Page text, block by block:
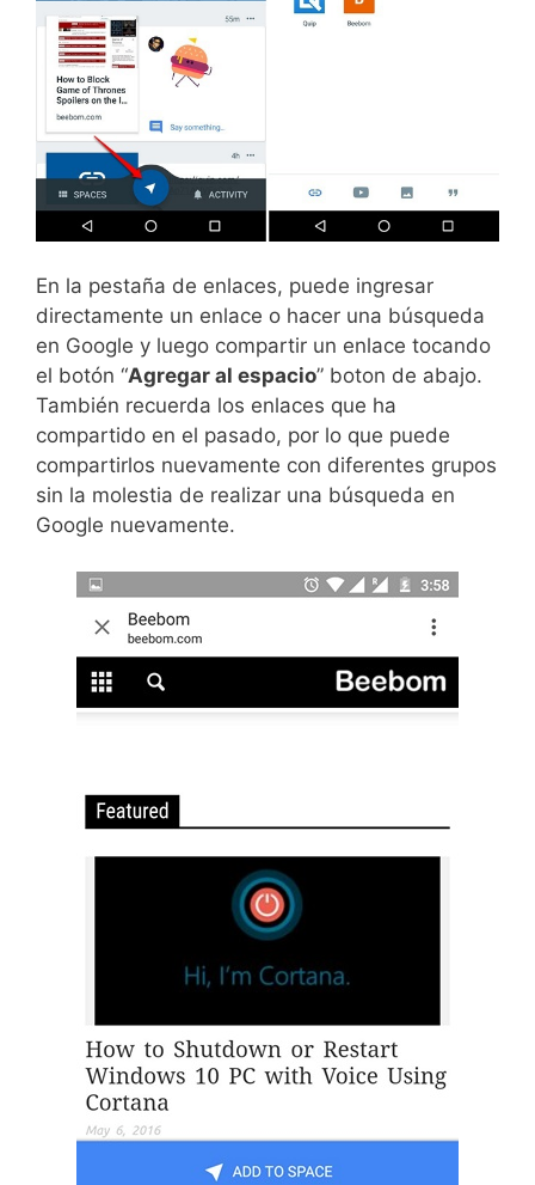
En la pestaña de enlaces, puede ingresar
directamente un enlace o hacer una búsqueda
en Google y luego compartir un enlace tocando
el botón “Agregar al espacio” boton de abajo.
También recuerda los enlaces que ha
compartido en el pasado, por lo que puede
compartirlos nuevamente con diferentes grupos
sin la molestia de realizar una búsqueda en
Google nuevamente.